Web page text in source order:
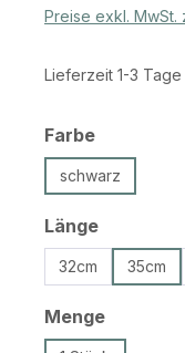
Preise exkl. MwSt.
Lieferzeit 1-3 Tage
Farbeauswählen
schwarz
Länge
32cm 35cm
Menge